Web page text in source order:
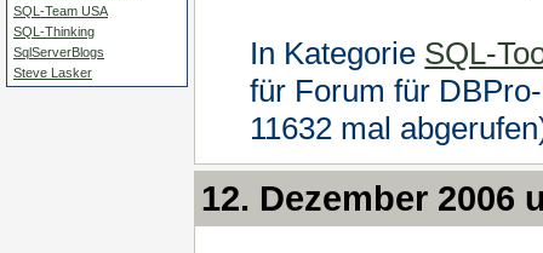
SQL-Team USA
SQL-Thinking
SqlServerBlogs
Steve Lasker
In Kategorie SQL-
für Forum für
11632 mal
12. Dezember 2006